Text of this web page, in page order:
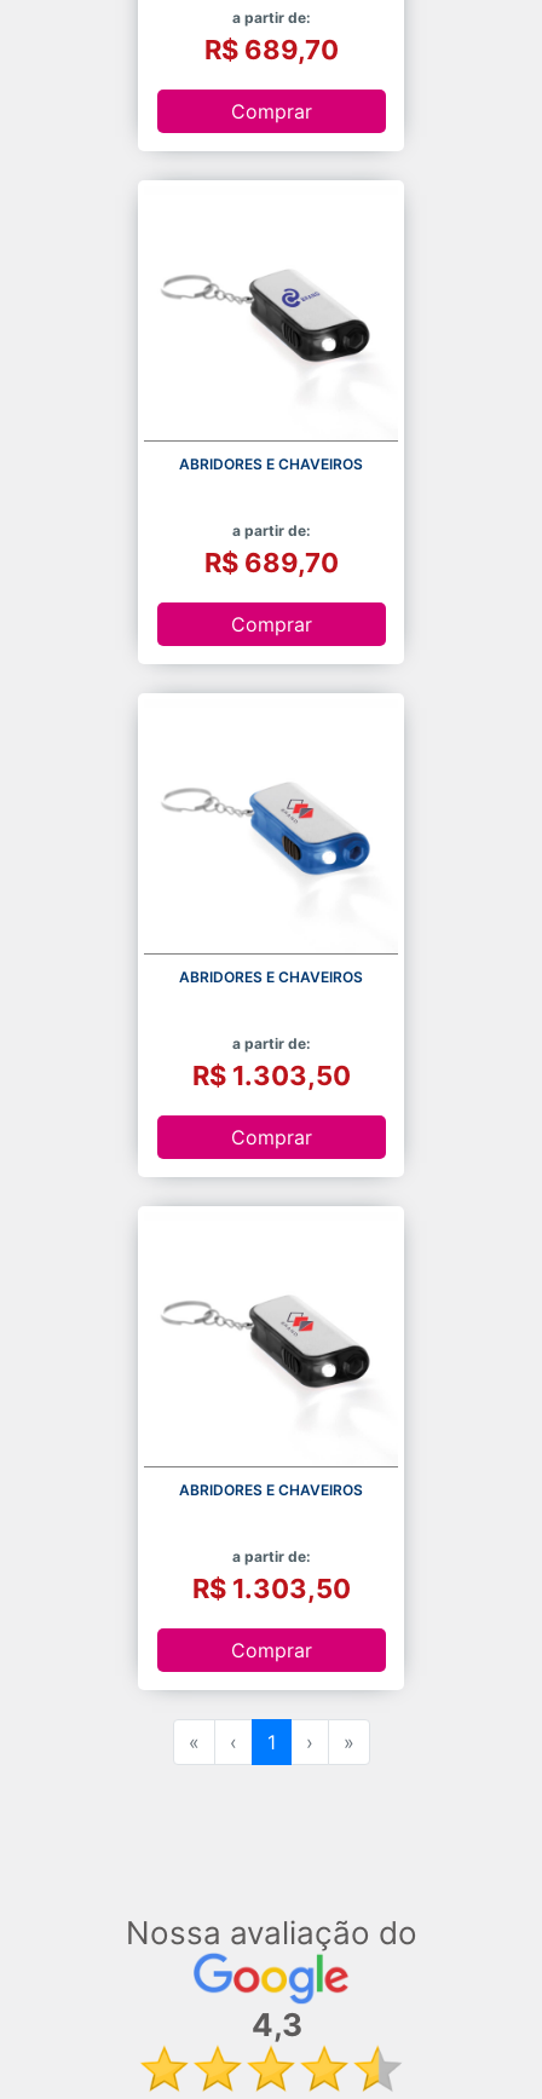
a partir de:
R$ 689,70
Comprar
ABRIDORES E CHAVEIROS
a partir de:
R$ 689,70
Comprar
ABRIDORES E CHAVEIROS
a partir de:
R$ 1.303,50
Comprar
ABRIDORES E CHAVEIROS
a partir de:
R$ 1.303,50
Comprar
« ‹ 1 › »
Nossa avaliação do
4,3